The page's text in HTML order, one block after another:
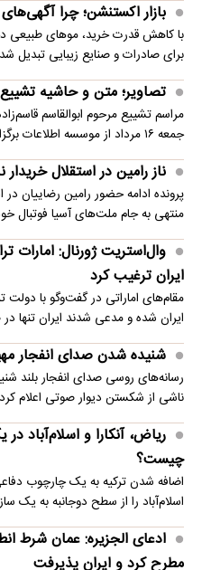
بازار اکستنشن؛ چرا
با کاهش قدرت خرید، موهای طبیعی
برای صادرات و صنایع زیبایی تبدیل
تصاویر؛ متن و حاشیه تشییع
مراسم تشییع مرحوم ابوالقاسم
جمعه ۱۶ مرداد از موسسه اطلاعات برگزار شد.
ناز رامین در استقلال
پرونده ادامه حضور رامین رضاییان
منتهی به جام ملت‌های آسیا فوتبال
وال‌استریت ژورنال: امارات
ایران ترغیب کرد
مقام‌های اماراتی در گفت‌وگو با دولت
ایران شده و مدعی شدند ایران تنها
شنیده شدن صدای انفجار
رسانه‌های روسی صدای انفجار بلند
ناشی از شکستن دیوار صوتی اعلام
ریاض، آنکارا و اسلام‌آباد
چیست؟
اضافه شدن ترکیه به یک چارچوب
اسلام‌آباد را از سطح دوجانبه به یک
ادعای الجزیره: عمان شرط
مطرح کرد و ایران پذیرفت